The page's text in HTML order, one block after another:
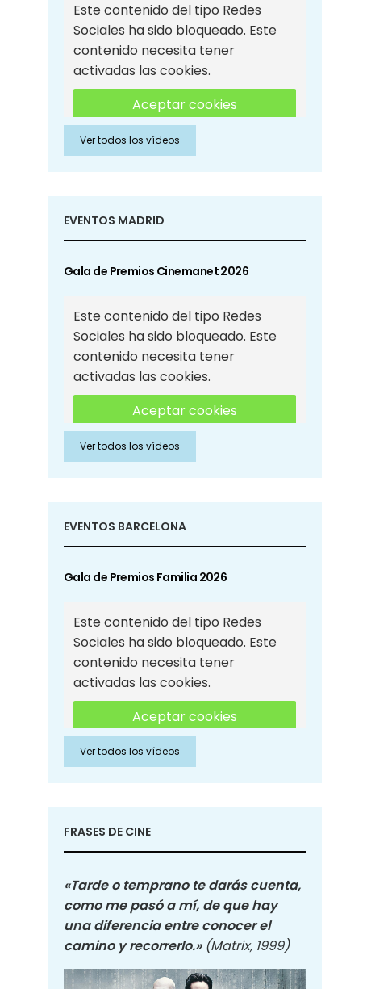
Este contenido del tipo Redes
Sociales ha sido bloqueado. Este
contenido necesita tener
activadas las cookies.
Aceptar cookies
Aceptar cookies de Redes
Sociales
Ver todos los vídeos
EVENTOS MADRID
Gala de Premios Cinemanet 2026
Este contenido del tipo Redes
Sociales ha sido bloqueado. Este
contenido necesita tener
activadas las cookies.
Aceptar cookies
Aceptar cookies de Redes
Sociales
Ver todos los vídeos
EVENTOS BARCELONA
Gala de Premios Familia 2026
Este contenido del tipo Redes
Sociales ha sido bloqueado. Este
contenido necesita tener
activadas las cookies.
Aceptar cookies
Aceptar cookies de Redes
Sociales
Ver todos los vídeos
FRASES DE CINE
«Tarde o temprano te darás cuenta,
como me pasó a mí, de que hay
una diferencia entre conocer el
camino y recorrerlo.» (Matrix, 1999)